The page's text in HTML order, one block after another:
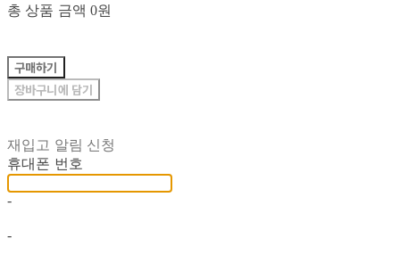
총 상품 금액 0원
구매하기
장바구니에 담기
재입고 알림 신청
휴대폰 번호
-
-